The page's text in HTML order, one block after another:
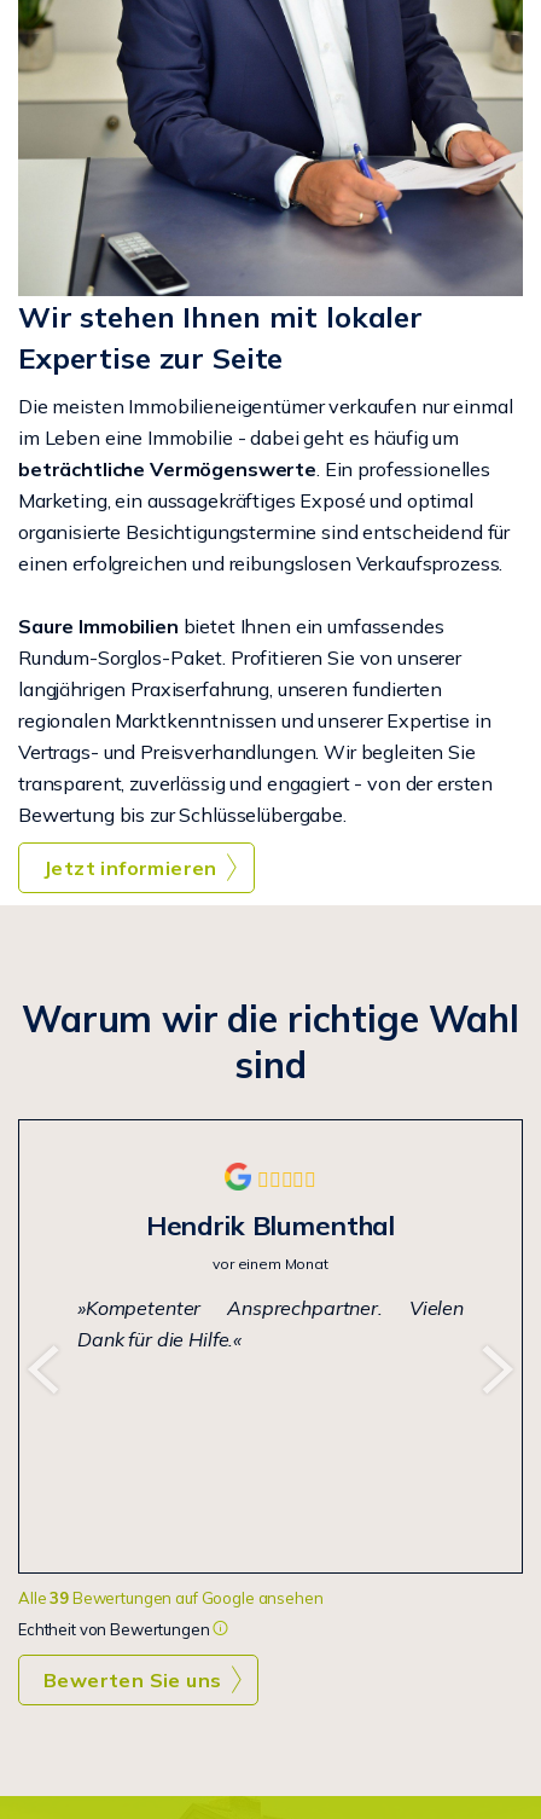
Wir stehen Ihnen mit lokaler
Expertise zur Seite
Die meisten Immobilieneigentümer verkaufen nur einmal
im Leben eine Immobilie - dabei geht es häufig um
beträchtliche Vermögenswerte. Ein professionelles
Marketing, ein aussagekräftiges Exposé und optimal
organisierte Besichtigungstermine sind entscheidend für
einen erfolgreichen und reibungslosen Verkaufsprozess.
Saure Immobilien bietet Ihnen ein umfassendes
Rundum-Sorglos-Paket. Profitieren Sie von unserer
langjährigen Praxiserfahrung, unseren fundierten
regionalen Marktkenntnissen und unserer Expertise in
Vertrags- und Preisverhandlungen. Wir begleiten Sie
transparent, zuverlässig und engagiert - von der ersten
Bewertung bis zur Schlüsselübergabe.
Jetzt informieren
Warum wir die richtige Wahl
sind
Hendrik Blumenthal
vor einem Monat
Kompetenter Ansprechpartner. Vielen
Dank für die Hilfe.
Alle39Bewertungen auf Google ansehen
Echtheit von Bewertungen
Bewerten Sie uns